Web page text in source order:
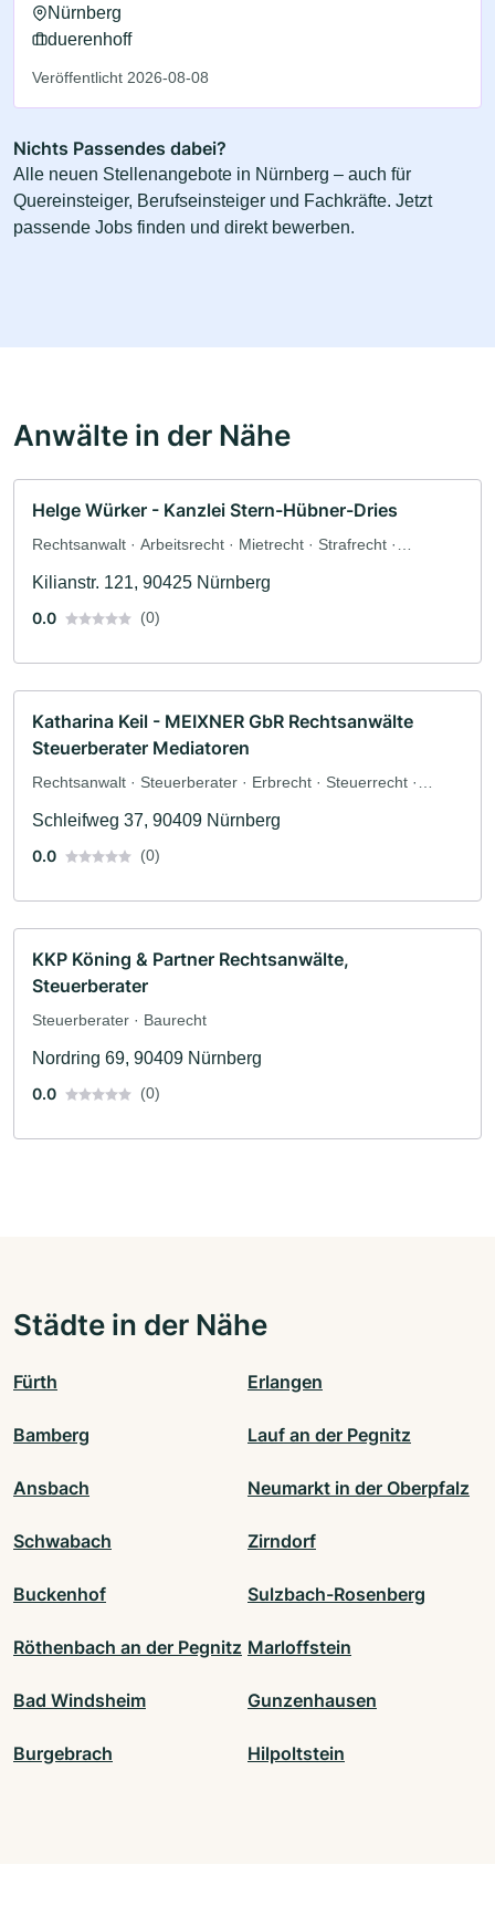
Nürnberg
duerenhoff
Veröffentlicht 2026-08-08
Nichts Passendes dabei?
Alle neuen Stellenangebote in Nürnberg – auch für
Quereinsteiger, Berufseinsteiger und Fachkräfte. Jetzt
passende Jobs finden und direkt bewerben.
Anwälte in der Nähe
Helge Würker - Kanzlei Stern-Hübner-Dries
Rechtsanwalt · Arbeitsrecht · Mietrecht · Strafrecht ·
Kilianstr. 121, 90425 Nürnberg
0.0
(0)
Katharina Keil - MEIXNER GbR Rechtsanwälte
Steuerberater Mediatoren
Rechtsanwalt · Steuerberater · Erbrecht · Steuerrecht ·
Schleifweg 37, 90409 Nürnberg
0.0
(0)
KKP Köning & Partner Rechtsanwälte,
Steuerberater
Steuerberater · Baurecht
Nordring 69, 90409 Nürnberg
0.0
(0)
Städte in der Nähe
Fürth Erlangen
Bamberg Lauf an der Pegnitz
Ansbach Neumarkt in der Oberpfalz
Schwabach Zirndorf
Buckenhof Sulzbach-Rosenberg
Röthenbach an der Pegnitz Marloffstein
Bad Windsheim Gunzenhausen
Burgebrach Hilpoltstein